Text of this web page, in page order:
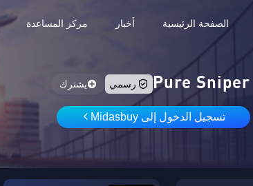
الصفحة الرئيسية أخبار مركز المساعدة
Pure Sniper رسمي يشترك
تسجيل الدخول إلى Midasbuy